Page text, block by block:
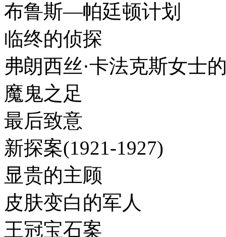
布鲁斯—帕廷顿计划
临终的侦探
弗朗西丝·卡法克斯女士
魔鬼之足
最后致意
新探案(1921-1927)
显贵的主顾
皮肤变白的军人
王冠宝石案